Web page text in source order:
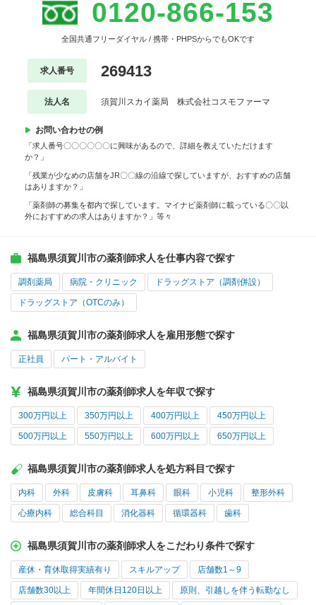
0120-866-153
全国共通フリーダイヤル / 携帯・PHPSからでもOKです
求人番号 269413
法人名 須賀川スカイ薬局 株式会社コスモファーマ
お問い合わせの例
「求人番号〇〇〇〇〇〇に興味があるので、詳細を教えていただけます
か？」
「残業が少なめの店舗をJR〇〇線の沿線で探していますが、おすすめの店舗
はありますか？」
「薬剤師の募集を都内で探しています。マイナビ薬剤師に載っている〇〇以
外におすすめの求人はありますか？」等々
福島県須賀川市の薬剤師求人を仕事内容で探す
調剤薬局 病院・クリニック ドラッグストア（調剤併設）
ドラッグストア（OTCのみ）
福島県須賀川市の薬剤師求人を雇用形態で探す
正社員 パート・アルバイト
福島県須賀川市の薬剤師求人を年収で探す
300万円以上 350万円以上 400万円以上 450万円以上
500万円以上 550万円以上 600万円以上 650万円以上
福島県須賀川市の薬剤師求人を処方科目で探す
内科 外科 皮膚科 耳鼻科 眼科 小児科 整形外科
心療内科 総合科目 消化器科 循環器科 歯科
福島県須賀川市の薬剤師求人をこだわり条件で探す
産休・育休取得実績有り スキルアップ 店舗数1～9
店舗数30以上 年間休日120日以上 原則、引越しを伴う転勤なし